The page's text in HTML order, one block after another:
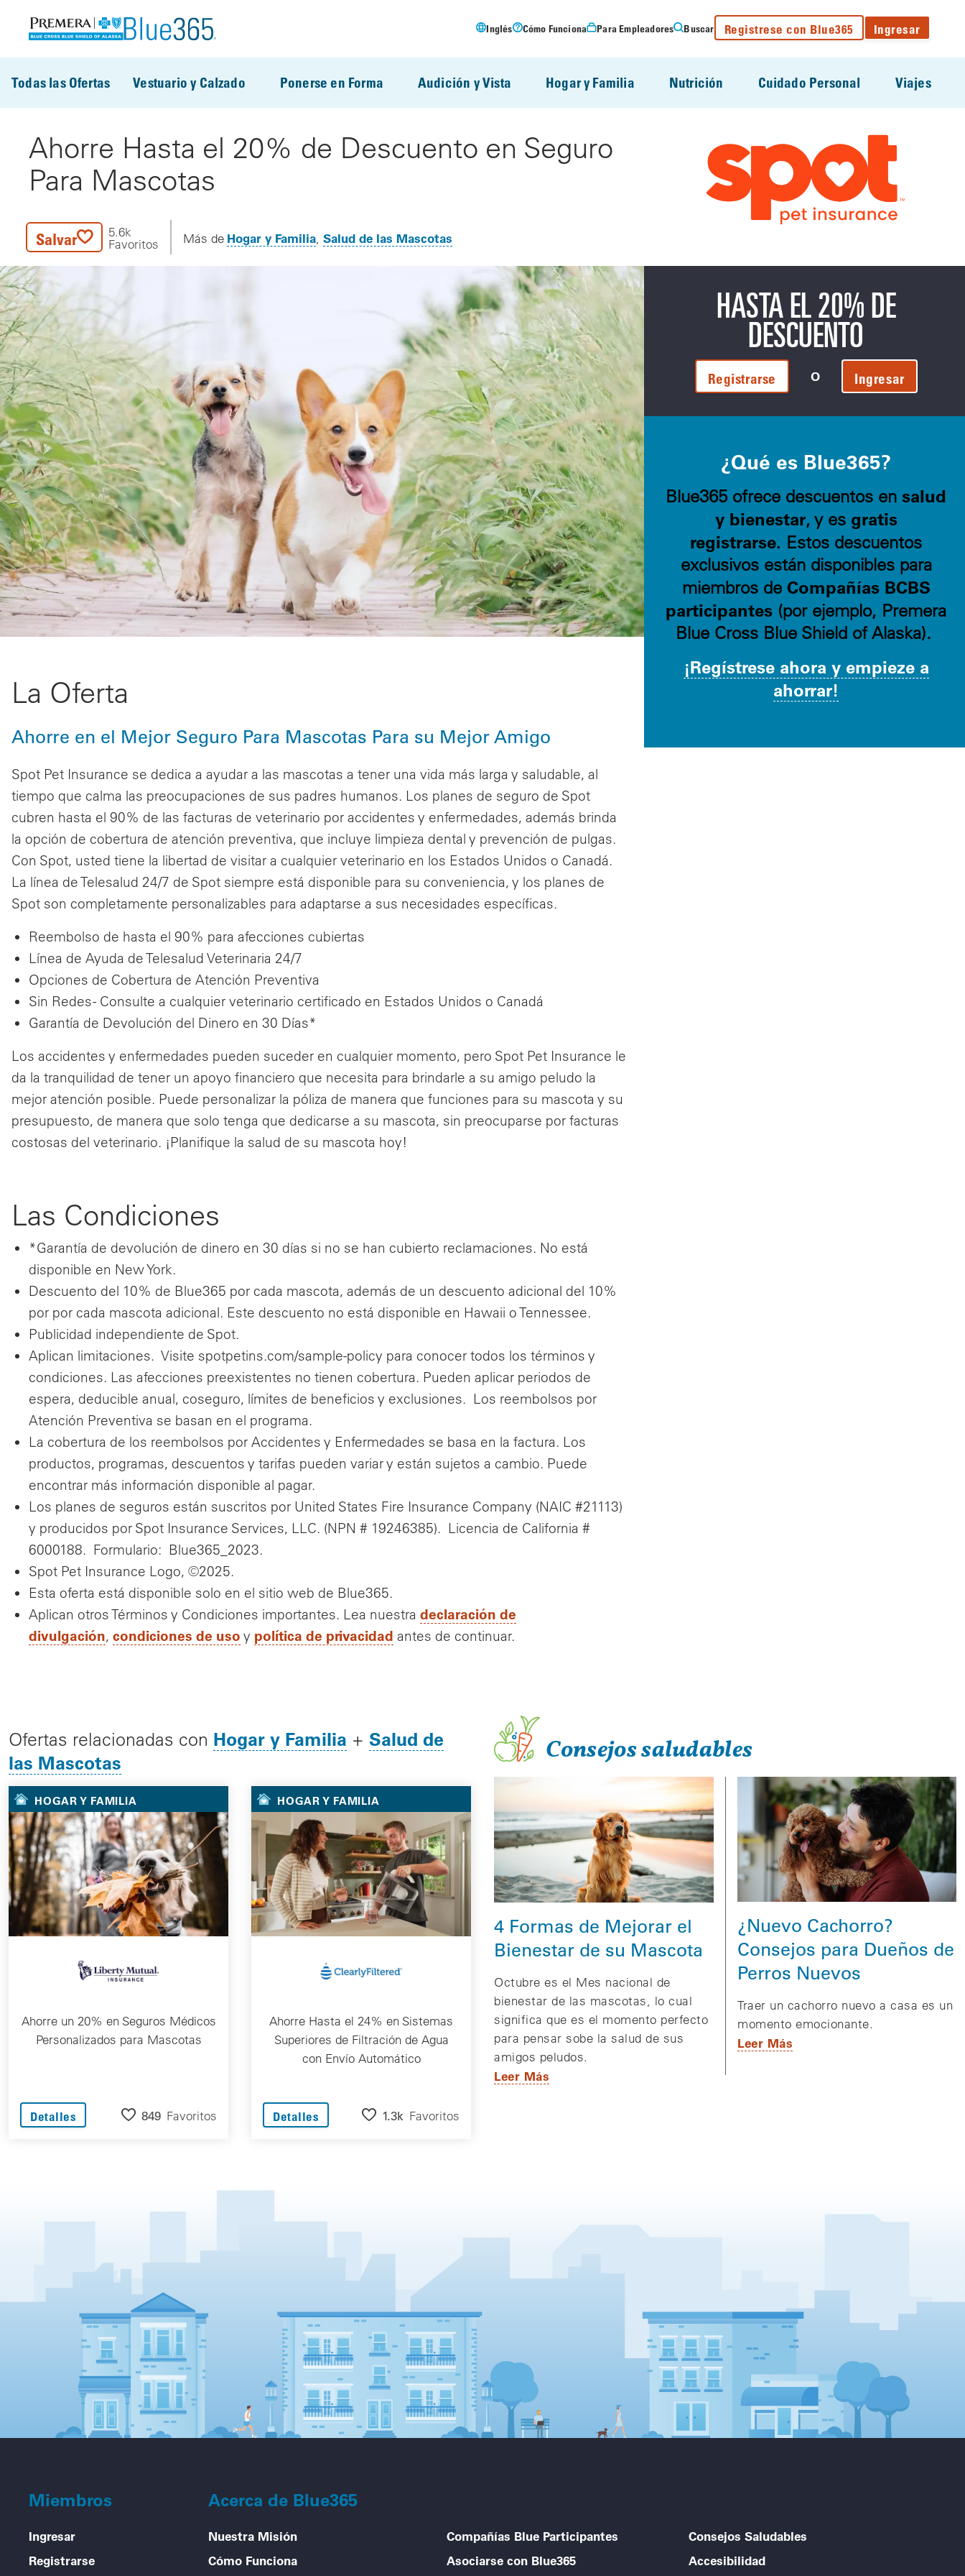
Inglés Cómo Funciona Para Empleadores Buscar Registrese con Blue365 Ingresar
Todas las Ofertas Vestuario y Calzado Ponerse en Forma Audición y Vista Hogar y Familia Nutrición Cuidado Personal Viajes
Ahorre Hasta el 20% de Descuento en Seguro
Para Mascotas
Salvar
5.6k
Favoritos
Más de Hogar y Familia Salud de las Mascotas
La Oferta
Ahorre en el Mejor Seguro Para Mascotas Para su Mejor Amigo
Spot Pet Insurance se dedica a ayudar a las mascotas a tener una vida más larga y saludable, al
tiempo que calma las preocupaciones de sus padres humanos. Los planes de seguro de Spot
cubren hasta el 90% de las facturas de veterinario por accidentes y enfermedades, además brinda
la opción de cobertura de atención preventiva, que incluye limpieza dental y prevención de pulgas.
Con Spot, usted tiene la libertad de visitar a cualquier veterinario en los Estados Unidos o Canadá.
La línea de Telesalud 24/7 de Spot siempre está disponible para su conveniencia, y los planes de
Spot son completamente personalizables para adaptarse a sus necesidades específicas.
Reembolso de hasta el 90% para afecciones cubiertas
Línea de Ayuda de Telesalud Veterinaria 24/7
Opciones de Cobertura de Atención Preventiva
Sin Redes - Consulte a cualquier veterinario certificado en Estados Unidos o Canadá
Garantía de Devolución del Dinero en 30 Días*
Los accidentes y enfermedades pueden suceder en cualquier momento, pero Spot Pet Insurance le
da la tranquilidad de tener un apoyo financiero que necesita para brindarle a su amigo peludo la
mejor atención posible. Puede personalizar la póliza de manera que funciones para su mascota y su
presupuesto, de manera que solo tenga que dedicarse a su mascota, sin preocuparse por facturas
costosas del veterinario. ¡Planifique la salud de su mascota hoy!
Las Condiciones
*Garantía de devolución de dinero en 30 días si no se han cubierto reclamaciones. No está
disponible en New York.
Descuento del 10% de Blue365 por cada mascota, además de un descuento adicional del 10%
por por cada mascota adicional. Este descuento no está disponible en Hawaii o Tennessee.
Publicidad independiente de Spot.
Aplican limitaciones. Visite spotpetins.com/sample-policy para conocer todos los términos y
condiciones. Las afecciones preexistentes no tienen cobertura. Pueden aplicar periodos de
espera, deducible anual, coseguro, límites de beneficios y exclusiones. Los reembolsos por
Atención Preventiva se basan en el programa.
La cobertura de los reembolsos por Accidentes y Enfermedades se basa en la factura. Los
productos, programas, descuentos y tarifas pueden variar y están sujetos a cambio. Puede
encontrar más información disponible al pagar.
Los planes de seguros están suscritos por United States Fire Insurance Company (NAIC #21113)
y producidos por Spot Insurance Services, LLC. (NPN # 19246385). Licencia de California #
6000188. Formulario: Blue365_2023.
Spot Pet Insurance Logo, ©2025.
Esta oferta está disponible solo en el sitio web de Blue365.
Aplican otros Términos y Condiciones importantes. Lea nuestra declaración de
divulgación, condiciones de uso y política de privacidad antes de continuar.
HASTA EL 20% DE
DESCUENTO
Registrarse O Ingresar
¿Qué es Blue365?
Blue365 ofrece descuentos ensalud
y bienestar, y es gratis
registrarse. Estos descuentos
exclusivos están disponibles para
miembros de Compañías BCBS
participantes (por ejemplo, Premera
Blue Cross Blue Shield of Alaska).
¡Regístrese ahora y empieze a
ahorrar!
Ofertas relacionadas con Hogar y Familia + Salud de
las Mascotas
HOGAR Y FAMILIA
Ahorre un 20% en Seguros Médicos
Personalizados para Mascotas
Detalles 849 Favoritos
HOGAR Y FAMILIA
Ahorre Hasta el 24% en Sistemas
Superiores de Filtración de Agua
con Envío Automático
Detalles 1.3k Favoritos
Consejos saludables
4 Formas de Mejorar el
Bienestar de su Mascota
Octubre es el Mes nacional de
bienestar de las mascotas, lo cual
significa que es el momento perfecto
para pensar sobe la salud de sus
amigos peludos.
Leer Más
¿Nuevo Cachorro?
Consejos para Dueños de
Perros Nuevos
Traer un cachorro nuevo a casa es un
momento emocionante.
Leer Más
Miembros
Ingresar
Registrarse
Acerca de Blue365
Nuestra Misión
Cómo Funciona
Compañías Blue Participantes
Asociarse con Blue365
Consejos Saludables
Accesibilidad